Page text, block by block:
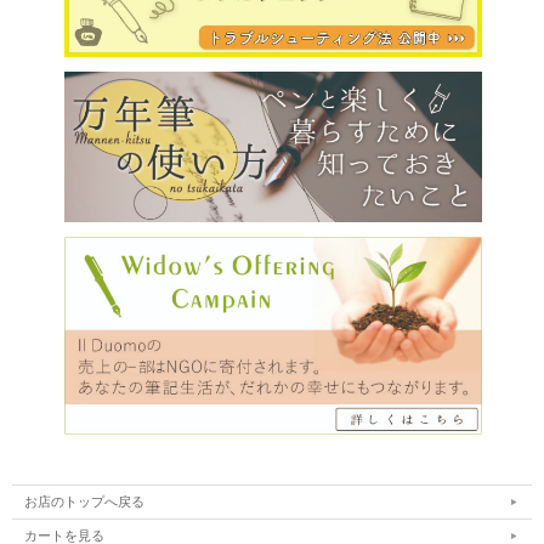
お店のトップへ戻る
カートを見る